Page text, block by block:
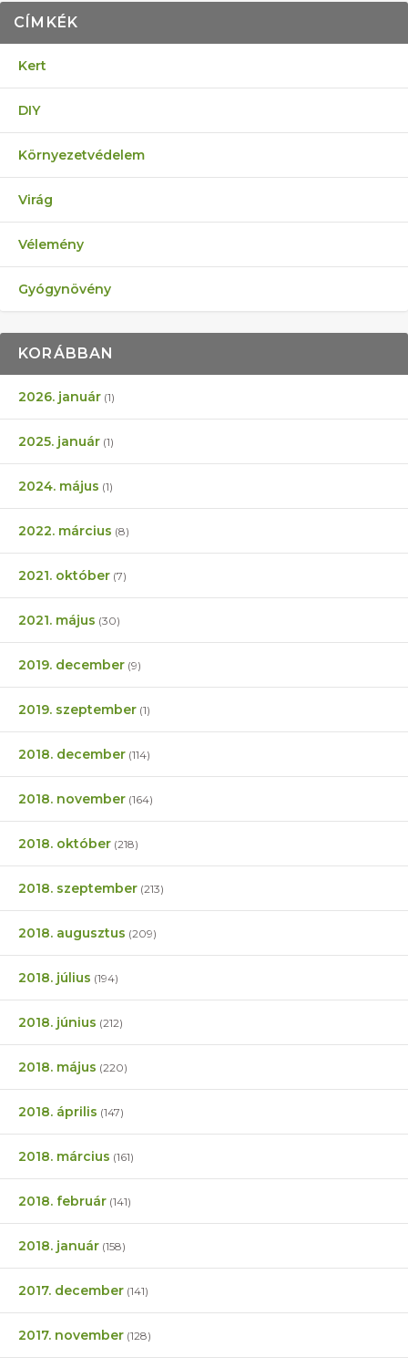
CÍMKÉK
Kert
DIY
Környezetvédelem
Virág
Vélemény
Gyógynövény
KORÁBBAN
2026. január (1)
2025. január (1)
2024. május (1)
2022. március (8)
2021. október (7)
2021. május (30)
2019. december (9)
2019. szeptember (1)
2018. december (114)
2018. november (164)
2018. október (218)
2018. szeptember (213)
2018. augusztus (209)
2018. július (194)
2018. június (212)
2018. május (220)
2018. április (147)
2018. március (161)
2018. február (141)
2018. január (158)
2017. december (141)
2017. november (128)